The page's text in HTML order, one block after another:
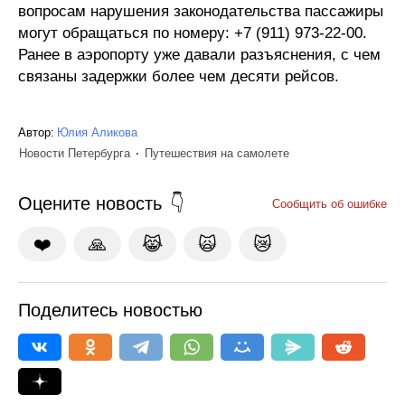
вопросам нарушения законодательства пассажиры
могут обращаться по номеру: +7 (911) 973-22-00.
Ранее в аэропорту уже давали разъяснения, с чем
связаны задержки более чем десяти рейсов.
Автор: Юлия Аликова
Новости Петербурга
Путешествия на самолете
Оцените новость Сообщить об ошибке
❤️ 🙏 😹 🙀 😿
Поделитесь новостью